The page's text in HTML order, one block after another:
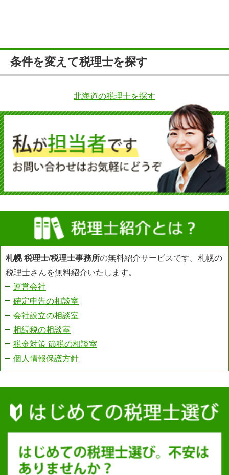
条件を変えて税理士を探す
北海道の税理士を探す
札幌 税理士/税理士事務所の無料紹介サービスです。札幌の
税理士さんを無料紹介いたします。
運営会社
確定申告の相談室
会社設立の相談室
相続税の相談室
税金対策 節税の相談室
個人情報保護方針